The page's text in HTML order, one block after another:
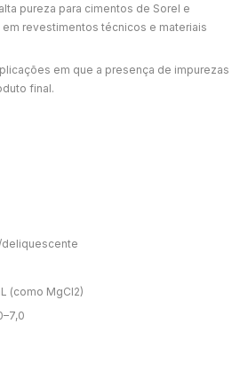
pureza para cimentos de Sorel e
revestimentos técnicos e materiais
em que a presença de impurezas
final.
(como MgCl2)